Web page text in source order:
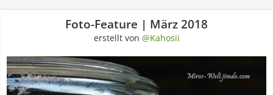
Foto-Feature | März 2018
erstellt von @Kahosii